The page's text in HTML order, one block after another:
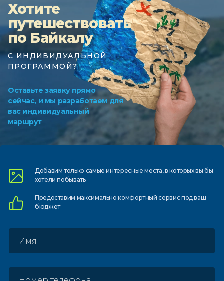
Хотите
путешествовать
по Байкалу
С ИНДИВИДУАЛЬНОЙ
ПРОГРАММОЙ?
Оставьте заявку прямо
сейчас, и мы разработаем для
вас индивидуальный
маршрут
Добавим только самыеинтересные места, в которыхвы бы
хотели побывать
Предоставим максимально комфортныйсервис под ваш
бюджет